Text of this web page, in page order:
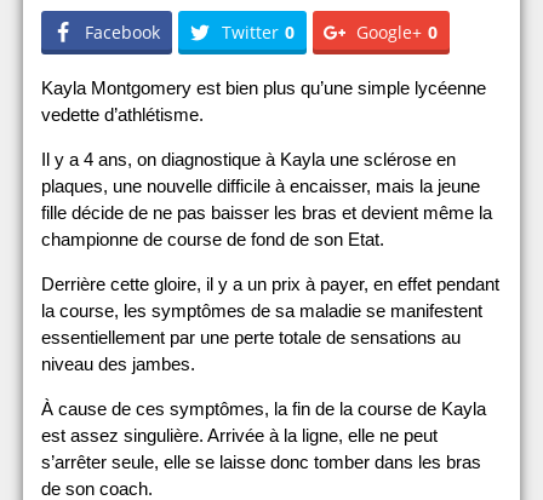
Facebook Twitter 0 Google+ 0
Kayla Montgomery est bien plus qu’une simple lycéenne
vedette d’athlétisme.
Il y a 4 ans, on diagnostique à Kayla une sclérose en
plaques, une nouvelle difficile à encaisser, mais la jeune
fille décide de ne pas baisser les bras et devient même la
championne de course de fond de son Etat.
Derrière cette gloire, il y a un prix à payer, en effet pendant
la course, les symptômes de sa maladie se manifestent
essentiellement par une perte totale de sensations au
niveau des jambes.
À cause de ces symptômes, la fin de la course de Kayla
est assez singulière. Arrivée à la ligne, elle ne peut
s’arrêter seule, elle se laisse donc tomber dans les bras
de son coach.